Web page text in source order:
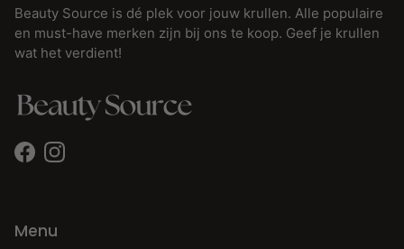
Beauty Source is dé plek voor jouw krullen. Alle populaire
en must-have merken zijn bij ons te koop. Geef je krullen
wat het verdient!
FacebookInstagram
Menu